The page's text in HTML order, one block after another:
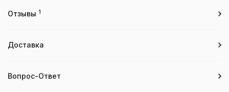
Отзывы 1
Доставка
Вопрос-Ответ